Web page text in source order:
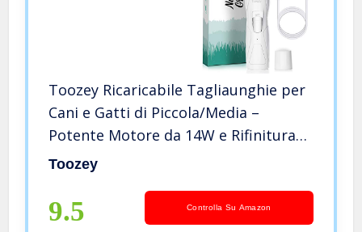
Toozey Ricaricabile Tagliaunghie per
Cani e Gatti di Piccola/Media –
Potente Motore da 14W e Rifinitura
Liscia Sicura, Cesoie a Due velocità
Toozey
9.5 Controlla Su Amazon